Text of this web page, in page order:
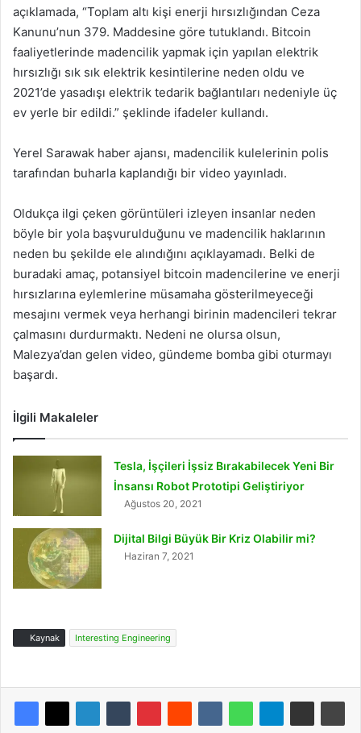
açıklamada, “Toplam altı kişi enerji hırsızlığından Ceza
Kanunu’nun 379. Maddesine göre tutuklandı. Bitcoin
faaliyetlerinde madencilik yapmak için yapılan elektrik
hırsızlığı sık sık elektrik kesintilerine neden oldu ve
2021’de yasadışı elektrik tedarik bağlantıları nedeniyle üç
ev yerle bir edildi.” şeklinde ifadeler kullandı.
Yerel Sarawak haber ajansı, madencilik kulelerinin polis
tarafından buharla kaplandığı bir video yayınladı.
Oldukça ilgi çeken görüntüleri izleyen insanlar neden
böyle bir yola başvurulduğunu ve madencilik haklarının
neden bu şekilde ele alındığını açıklayamadı. Belki de
buradaki amaç, potansiyel bitcoin madencilerine ve enerji
hırsızlarına eylemlerine müsamaha gösterilmeyeceği
mesajını vermek veya herhangi birinin madencileri tekrar
çalmasını durdurmaktı. Nedeni ne olursa olsun,
Malezya’dan gelen video, gündeme bomba gibi oturmayı
başardı.
İlgili Makaleler
Tesla, İşçileri İşsiz Bırakabilecek Yeni Bir
İnsansı Robot Prototipi Geliştiriyor
Ağustos 20, 2021
Dijital Bilgi Büyük Bir Kriz Olabilir mi?
Haziran 7, 2021
Kaynak Interesting Engineering